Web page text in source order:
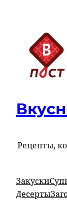
содержимому
Рецепты,
Закуски
Десерты